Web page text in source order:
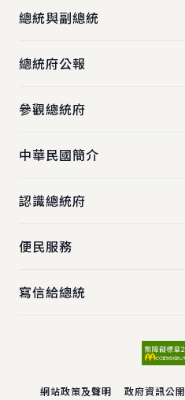
總統與副總統
總統府公報
參觀總統府
中華民國簡介
認識總統府
便民服務
寫信給總統
網站政策及聲明 政府資訊公開